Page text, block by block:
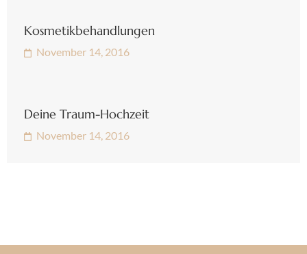
Kosmetikbehandlungen
November 14, 2016
Deine Traum-Hochzeit
November 14, 2016